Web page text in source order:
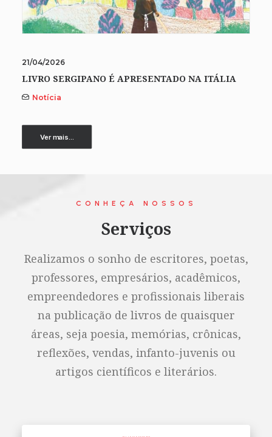
21/04/2026
LIVRO SERGIPANO É APRESENTADO NA ITÁLIA
Notícia
Ver mais...
CONHEÇA NOSSOS
Serviços
Realizamos o sonho de escritores, poetas,
professores, empresários, acadêmicos,
empreendedores e profissionais liberais
na publicação de livros de quaisquer
áreas, seja poesia, memórias, crônicas,
reflexões, vendas, infanto-juvenis ou
artigos científicos e literários.